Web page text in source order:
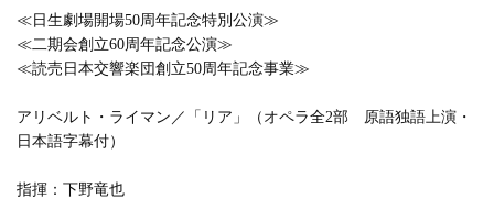
≪日生劇場開場50周年記念特別公演≫
≪二期会創立60周年記念公演≫
≪読売日本交響楽団創立50周年記念事業≫
アリベルト・ライマン／「リア」（オペラ全2部 原語独語上演・
日本語字幕付）
指揮：下野竜也